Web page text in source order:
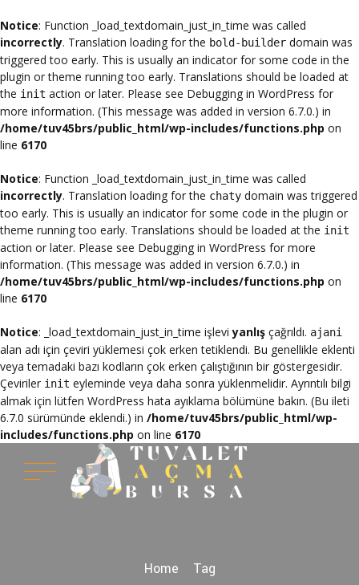
Notice: Function _load_textdomain_just_in_time was called
incorrectly. Translation loading for the bold-builder domain was
triggered too early. This is usually an indicator for some code in the
plugin or theme running too early. Translations should be loaded at
the init action or later. Please see Debugging in WordPress for
more information. (This message was added in version 6.7.0.) in
/home/tuv45brs/public_html/wp-includes/functions.php on
line 6170
Notice: Function _load_textdomain_just_in_time was called
incorrectly. Translation loading for the chaty domain was triggered
too early. This is usually an indicator for some code in the plugin or
theme running too early. Translations should be loaded at the init
action or later. Please see Debugging in WordPress for more
information. (This message was added in version 6.7.0.) in
/home/tuv45brs/public_html/wp-includes/functions.php on
line 6170
Notice: _load_textdomain_just_in_time işleviyanlış çağrıldı. ajani
alan adı için çeviri yüklemesi çok erken tetiklendi. Bu genellikle eklenti
veya temadaki bazı kodların çok erken çalıştığının bir göstergesidir.
Çeviriler init eyleminde veya daha sonra yüklenmelidir. Ayrıntılı bilgi
almak için lütfen WordPress hata ayıklama bölümüne bakın. (Bu ileti
6.7.0 sürümünde eklendi.) in /home/tuv45brs/public_html/wp-
includes/functions.php on line 6170
Home Tag